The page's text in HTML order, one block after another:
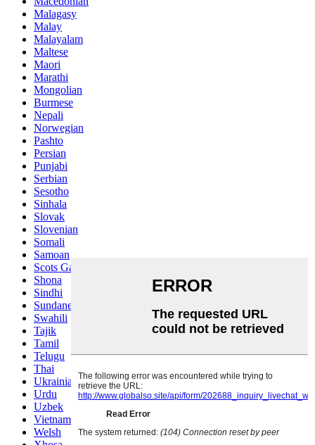
Malagasy
Malay
Malayalam
Maltese
Maori
Marathi
Mongolian
Burmese
Nepali
Norwegian
Pashto
Persian
Punjabi
Serbian
Sesotho
Sinhala
Slovak
Slovenian
Somali
Samoan
Scots Gaelic
Shona
Sindhi
Sundanese
Swahili
Tajik
Tamil
Telugu
Thai
Ukrainian
Urdu
Uzbek
Vietnamese
Welsh